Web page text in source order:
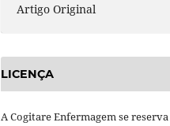
Artigo Original
LICENÇA
A Cogitare Enfermagem se